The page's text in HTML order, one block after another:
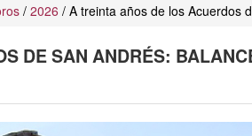
/ 2026 / A treinta años de los Acuerdos
DE SAN ANDRÉS: